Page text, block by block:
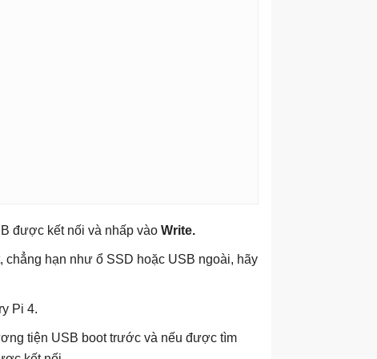
được kết nối và nhấp vào Write.
hạn như ổ SSD hoặc USB ngoài, hãy
Pi 4.
tiện USB boot trước và nếu được tìm